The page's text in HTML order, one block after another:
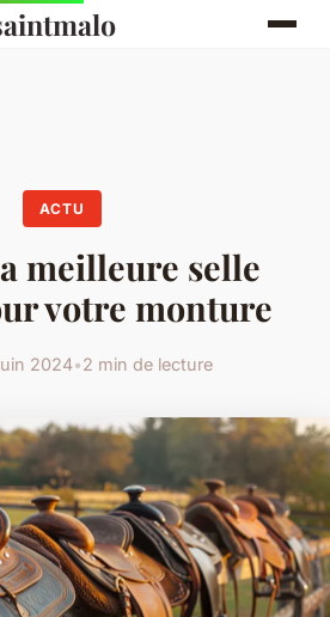
ACTU
meilleure selle
votre monture
2024•2 min de lecture